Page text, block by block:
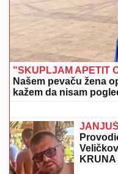
VELIKA ČISTKA
ambasadora - trojica
UMRO
kafana
Krili
sve